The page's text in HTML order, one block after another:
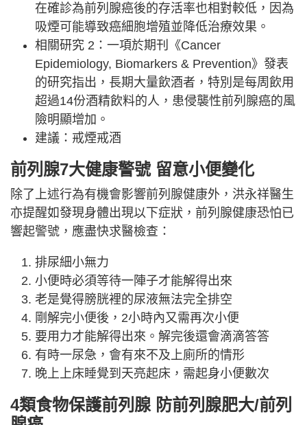
在確診為前列腺癌後的存活率也相對較低，因為
吸煙可能導致癌細胞增殖並降低治療效果。
相關研究 2：一項於期刊《Cancer
Epidemiology, Biomarkers & Prevention》發表
的研究指出，長期大量飲酒者，特別是每周飲用
超過14份酒精飲料的人，患侵襲性前列腺癌的風
險明顯增加。
建議：戒煙戒酒
前列腺7大健康警號 留意小便變化
除了上述行為有機會影響前列腺健康外，洪永祥醫生
亦提醒如發現身體出現以下症狀，前列腺健康恐怕已
響起警號，應盡快求醫檢查：
排尿細小無力
小便時必須等待一陣子才能解得出來
老是覺得膀胱裡的尿液無法完全排空
剛解完小便後，2小時內又需再次小便
要用力才能解得出來。解完後還會滴滴答答
有時一尿急，會有來不及上廁所的情形
晚上上床睡覺到天亮起床，需起身小便數次
4類食物保護前列腺 防前列腺肥大/前列